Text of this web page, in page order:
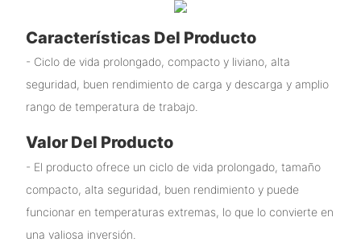
Características Del Producto
- Ciclo de vida prolongado, compacto y liviano, alta
seguridad, buen rendimiento de carga y descarga y amplio
rango de temperatura de trabajo.
Valor Del Producto
- El producto ofrece un ciclo de vida prolongado, tamaño
compacto, alta seguridad, buen rendimiento y puede
funcionar en temperaturas extremas, lo que lo convierte en
una valiosa inversión.